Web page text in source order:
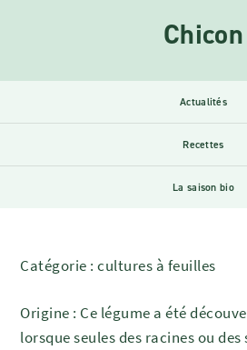
Chicon
Actualités
Recettes
La saison bio
Catégorie : cultures à feuilles
Origine : Ce légume a été
lorsque seules des racines ou